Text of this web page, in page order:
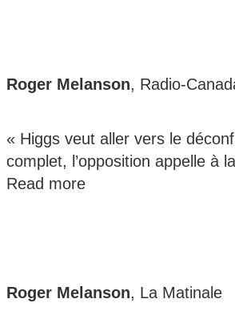
Roger Melanson, Radio-
« Higgs veut aller vers le
complet, l’opposition appelle à
Read more
Roger Melanson, La Matinale